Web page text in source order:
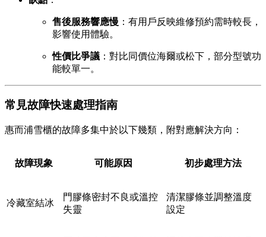
售後服務響應慢 ：有用戶反映維修預約需時較長，
影響使用體驗。
性價比爭議 ：對比同價位海爾或松下，部分型號功
能較單一。
常見故障快速處理指南
惠而浦雪櫃的故障多集中於以下幾類，附對應解決方向：
故障現象 可能原因 初步處理方法
冷藏室結冰
門膠條密封不良或溫控
失靈
清潔膠條並調整溫度
設定